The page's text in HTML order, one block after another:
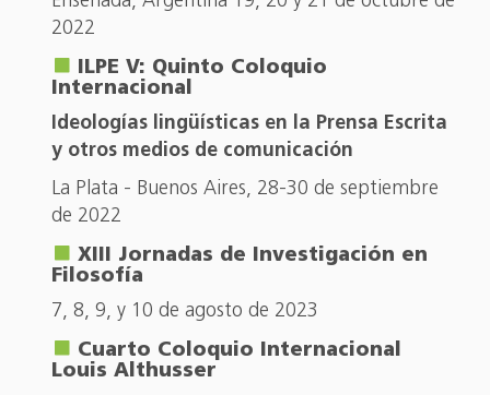
2022
ILPE V: Quinto Coloquio
Internacional
Ideologías lingüísticas en la Prensa Escrita
y otros medios de comunicación
La Plata - Buenos Aires, 28-30 de septiembre
de 2022
XIII Jornadas de Investigación en
Filosofía
7, 8, 9, y 10 de agosto de 2023
Cuarto Coloquio Internacional
Louis Althusser